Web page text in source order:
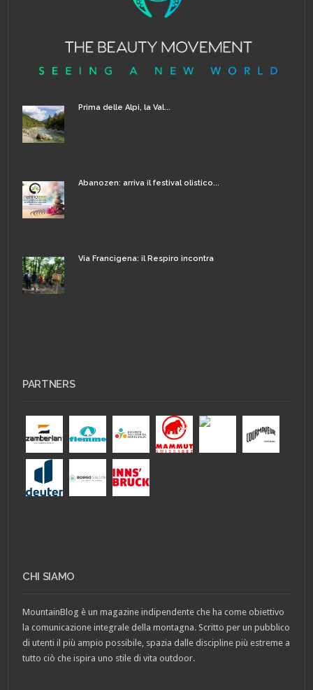
Prima delle Alpi, la Val...
Abanozen: arriva il festival olistico...
Via Francigena: il Respiro incontra
PARTNERS
CHI SIAMO
MountainBlog è un magazine indipendente che ha come obiettivo
la comunicazione integrale della montagna. Scritto per un pubblico
di utenti il più ampio possibile, spazia dalle discipline più estreme a
tutto ciò che ispira uno stile di vita outdoor.